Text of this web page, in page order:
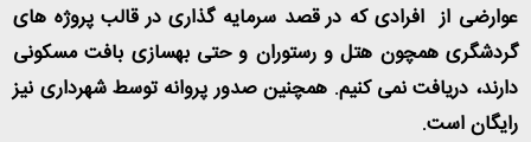
عوارضی از افرادی که در قصد سرمایه گذاری در قالب پروژه های
گردشگری همچون هتل و رستوران و حتی بهسازی بافت مسکونی
دارند، دریافت نمی کنیم. همچنین صدور پروانه توسط شهرداری نیز
رایگان است.